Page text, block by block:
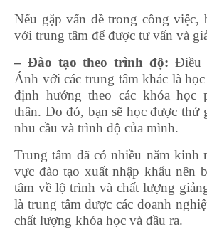
Nếu gặp vấn đề trong công việc,
với trung tâm để được tư vấn và
– Đào tạo theo trình độ: Điều
Ánh với các trung tâm khác là
định hướng theo các khóa học
thân. Do đó, bạn sẽ học được
nhu cầu và trình độ của mình.
Trung tâm đã có nhiều năm kinh
vực đào tạo xuất nhập khẩu nên
tâm về lộ trình và chất lượng
là trung tâm được các doanh
chất lượng khóa học và đầu ra.